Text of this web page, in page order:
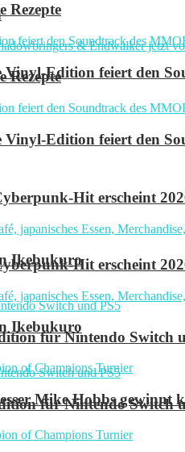
Rezepte
Edition feiert den
Hit erscheint
Ikebukuro
für Nintendo Switch
Mike Hobbs gewinnt
Rezepte
Edition feiert den
Hit erscheint
Ikebukuro
für Nintendo Switch